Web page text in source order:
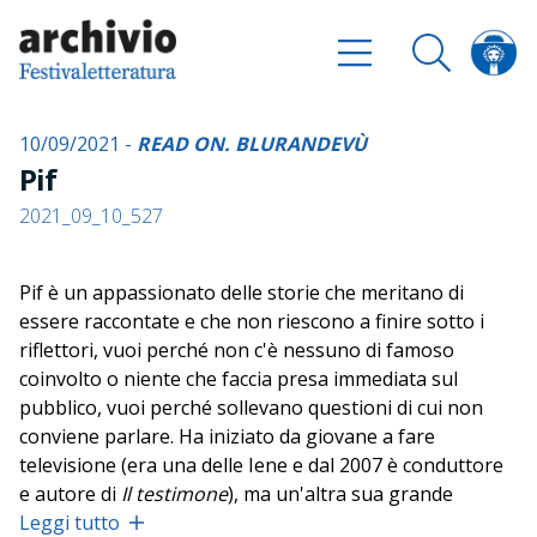
10/09/2021 - READ ON. BLURANDEVÙ
Pif
2021_09_10_527
Pif è un appassionato delle storie che meritano di
essere raccontate e che non riescono a finire sotto i
riflettori, vuoi perché non c'è nessuno di famoso
coinvolto o niente che faccia presa immediata sul
pubblico, vuoi perché sollevano questioni di cui non
conviene parlare. Ha iniziato da giovane a fare
televisione (era una delle Iene e dal 2007 è conduttore
e autore di Il testimone), ma un'altra sua grande
passione è il cinema: oltre che attore è regista di film di
Leggi tutto